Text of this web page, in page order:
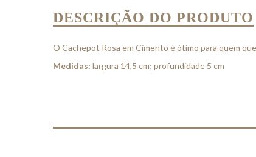
DESCRIÇÃO DO PRODUTO
O Cachepot Rosa em Cimento é ótimo para quem
Medidas: largura 14,5 cm; profundidade 5 cm